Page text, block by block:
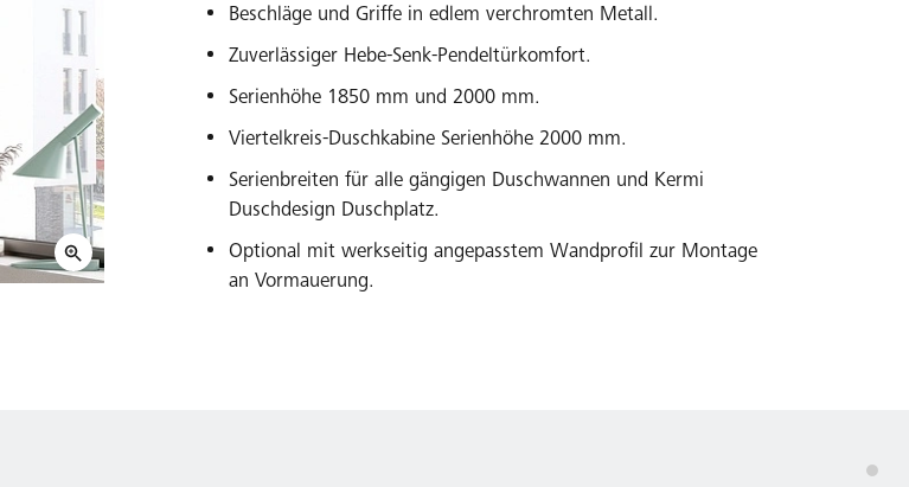
Beschläge und Griffe in edlem verchromten Metall.
Zuverlässiger Hebe-Senk-Pendeltürkomfort.
Serienhöhe 1850 mm und 2000 mm.
Viertelkreis-Duschkabine Serienhöhe 2000 mm.
Serienbreiten für alle gängigen Duschwannen und Kermi
Duschdesign Duschplatz.
Optional mit werkseitig angepasstem Wandprofil zur Montage
an Vormauerung.